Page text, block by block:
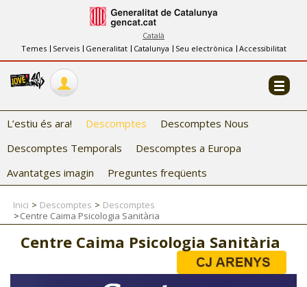
Català
Temes
Serveis Generalitat Catalunya Seu electrònica Accessibilitat
INFORMACIÓ
FES-TE EL CJ
COL·LABORADORS
CJ ADOLESCENTS
CJ EMANCIPACIÓ
L’estiu és ara! Descomptes
Descomptes Nous
Descomptes Temporals
Descomptes a Europa
Avantatges imagin
Preguntes freqüents
Inici Descomptes
Descomptes
Centre Caima Psicologia Sanitària
Centre Caima Psicologia Sanitària